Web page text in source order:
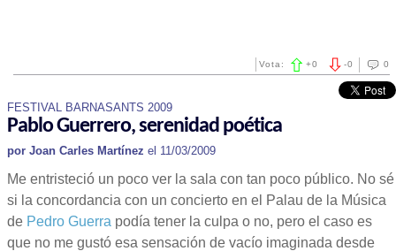
0
-0
Vota: +0
FESTIVAL BARNASANTS 2009
Pablo Guerrero, serenidad poética
por Joan Carles Martínez el 11/03/2009
Me entristeció un poco ver la sala con tan poco público. No sé
si la concordancia con un concierto en el Palau de la Música
de Pedro Guerra podía tener la culpa o no, pero el caso es
que no me gustó esa sensación de vacío imaginada desde